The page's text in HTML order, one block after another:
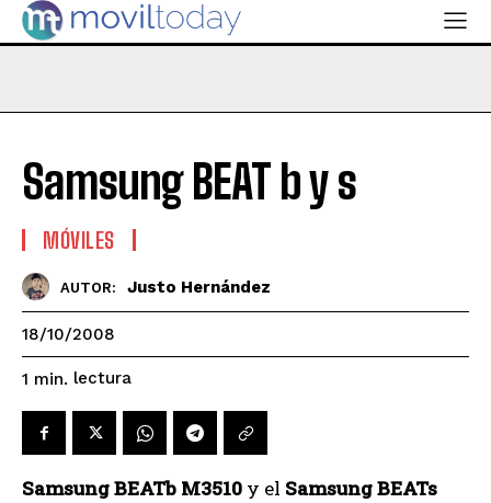
Samsung BEAT b y s
MÓVILES
AUTOR: Justo Hernández
18/10/2008
1 min. lectura
Samsung BEATb M3510 y el Samsung BEATs